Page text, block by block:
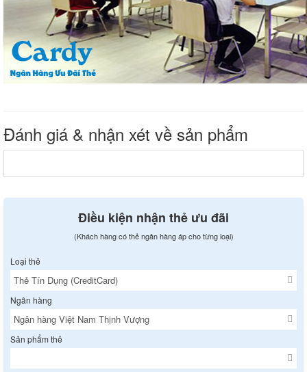
Đánh giá & nhận xét về sản phẩm
Điều kiện nhận thẻ ưu đãi
(Khách hàng có thẻ ngân hàng áp cho từng loại)
Loại thẻ
Ngân hàng
Sản phẩm thẻ